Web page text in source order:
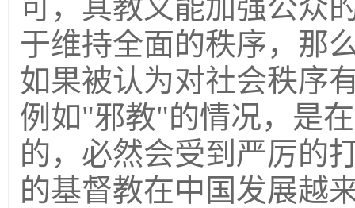
可，其教义能加强公众
于维持全面的秩序，那
如果被认为对社会秩序
例如"邪教"的情况，是
的，必然会受到严厉的
的基督教在中国发展越